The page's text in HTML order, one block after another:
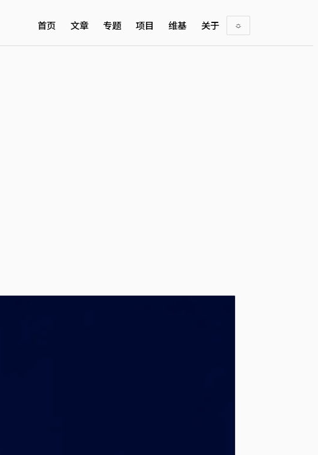
首页 文章 专题 项目 维基 关于 ☼